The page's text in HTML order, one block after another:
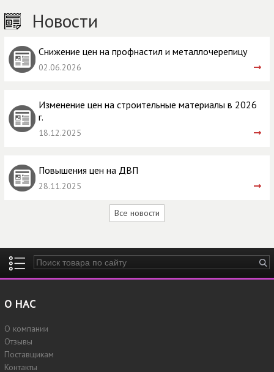
Новости
Снижение цен на профнастил и металлочерепицу
02.06.2026
Изменение цен на строительные материалы в 2026
г.
18.12.2025
Повышения цен на ДВП
28.11.2025
Все новости
Введите ключевые слова для поиска
О НАС
О компании
Отзывы
Поставщикам
Контакты